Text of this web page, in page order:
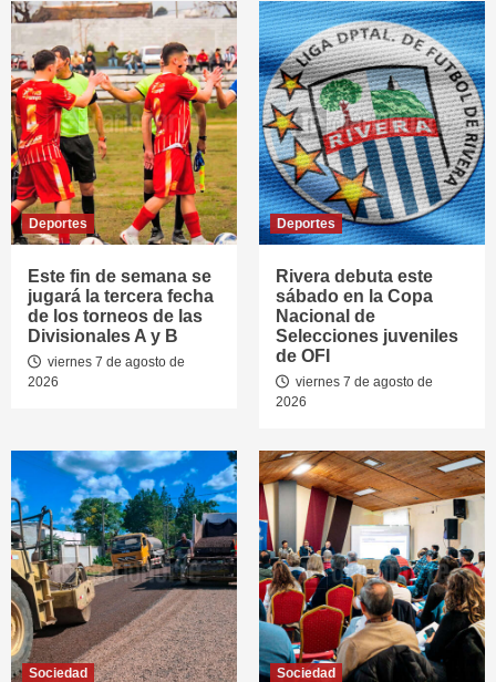
Deportes
Este fin de semana se
jugará la tercera fecha
de los torneos de las
Divisionales A y B
viernes 7 de agosto de
2026
Deportes
Rivera debuta este
sábado en la Copa
Nacional de
Selecciones juveniles
de OFI
viernes 7 de agosto de
2026
Sociedad Sociedad